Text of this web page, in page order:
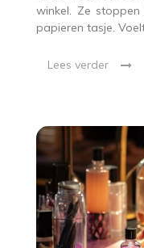
winkel. Ze
papieren tasje.
Lees verder